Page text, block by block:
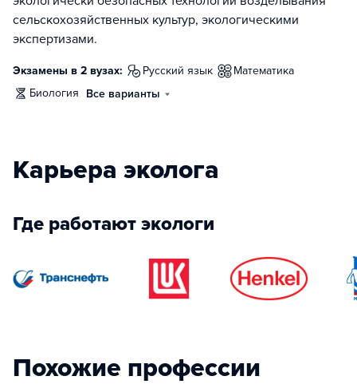
сельскохозяйственных культур, экологическими
экспертизами.
Экзамены в 2 вузах: русский язык
математика
биология
Все варианты
Карьера эколога
Где работают экологи
Похожие профессии